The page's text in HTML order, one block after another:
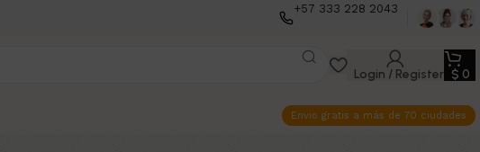
+57 333 228 2043
Login / Register $ 0
Envio gratis a más de 70 ciudades